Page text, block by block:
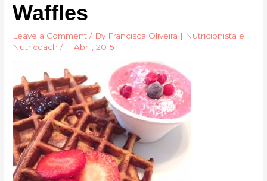
Waffles
Leave a Comment / By Francisca Oliveira | Nutricionista e
Nutricoach/11 Abril, 2015